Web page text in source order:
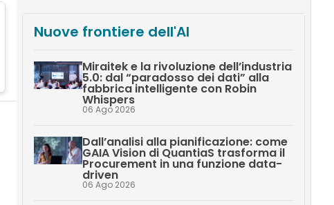
Nuove frontiere dell'AI
Miraitek e la rivoluzione dell’industria
5.0: dal “paradosso dei dati” alla
fabbrica intelligente con Robin
Whispers
06 Ago 2026
Dall’analisi alla pianificazione: come
GAIA Vision di QuantiaS trasforma il
Procurement in una funzione data-
driven
06 Ago 2026